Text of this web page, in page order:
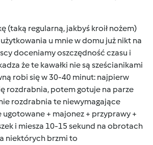
(taką regularną, jakbyś kroił nożem)
u mnie w domu już nikt na
doceniamy oszczędność czasu i
że te kawałki nie są sześcianikami
robi się w 30-40 minut: najpierw
rozdrabnia, potem gotuje na parze
rozdrabnia te niewymagające
+ majonez + przyprawy +
i miesza 10-15 sekund na obrotach
niektórych brzmi to